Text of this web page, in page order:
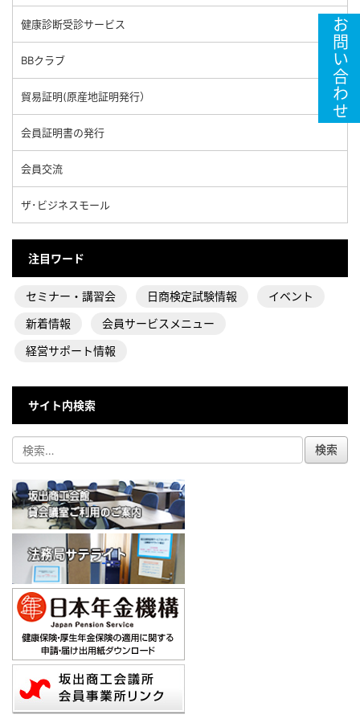
健康診断受診サービス
BBクラブ
貿易証明(原産地証明発行）
会員証明書の発行
会員交流
ザ･ビジネスモール
注目ワード
セミナー・講習会 日商検定試験情報
イベント
新着情報
会員サービスメニュー
経営サポート情報
サイト内検索
お問い合わせ